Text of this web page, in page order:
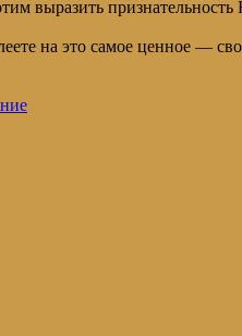
выразить
на это самое ценное —